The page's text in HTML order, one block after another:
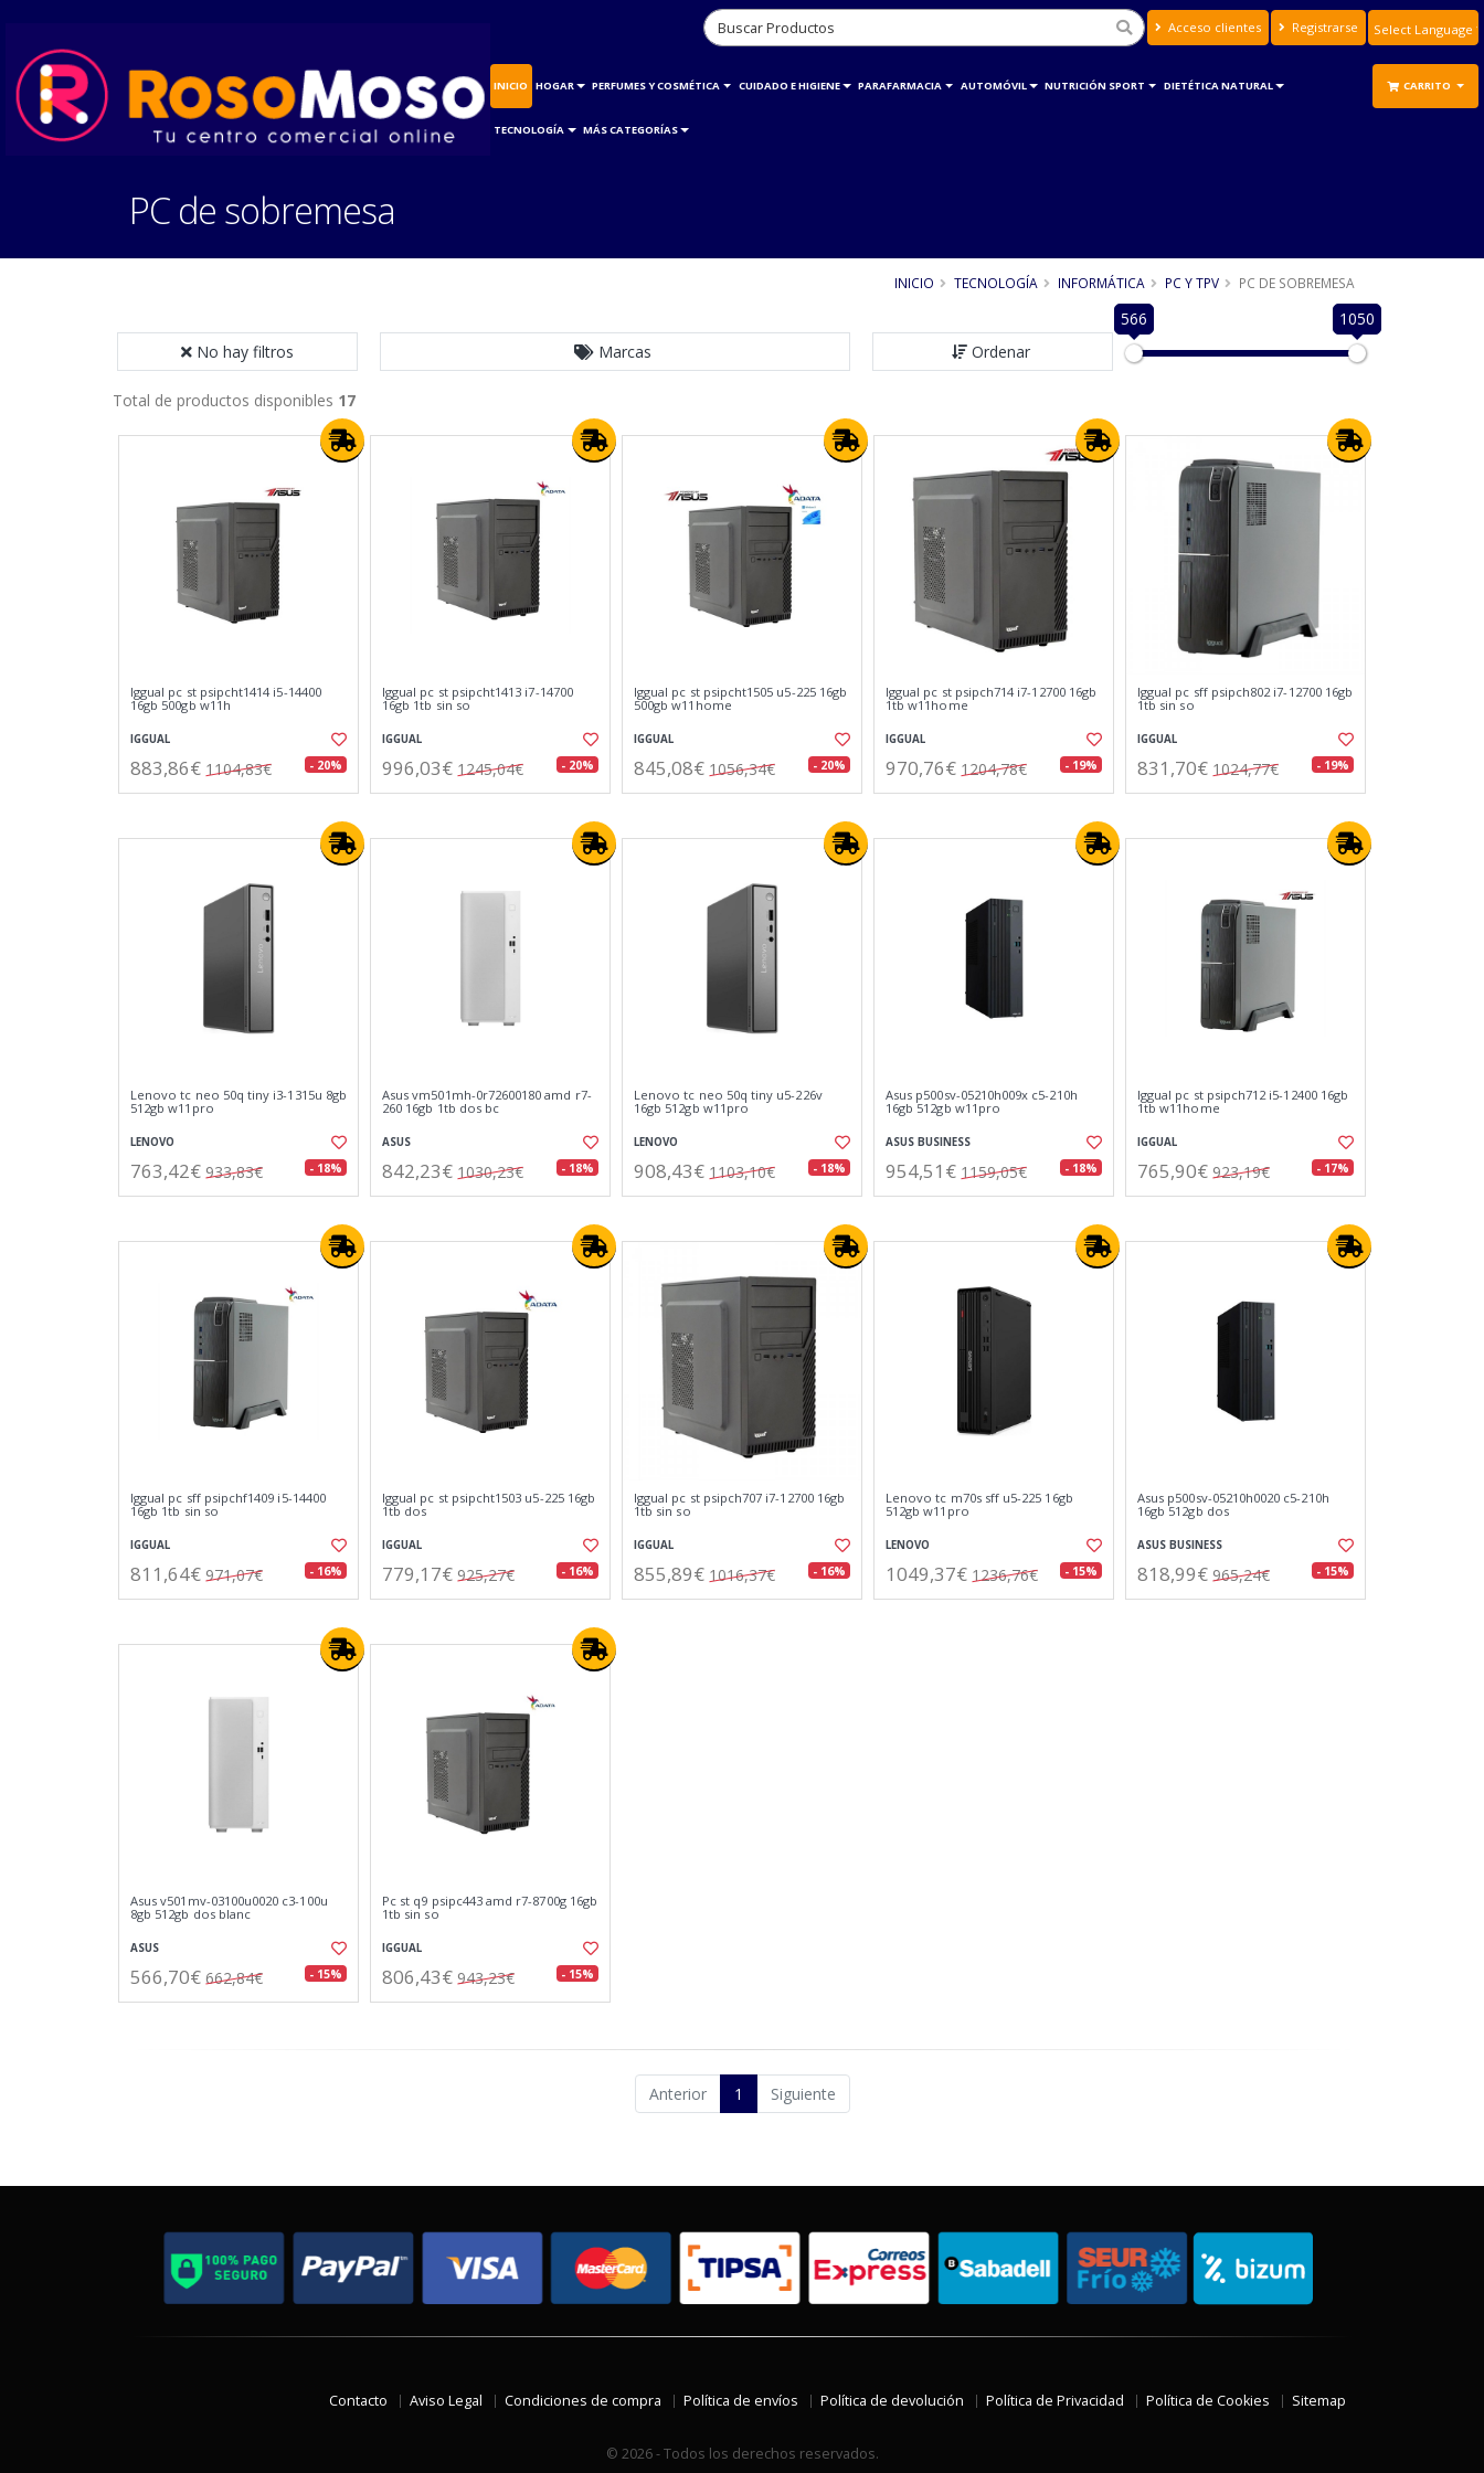
Acceso clientes Registrarse
Translate
INICIO HOGAR PERFUMES Y COSMÉTICA CUIDADO E HIGIENE PARAFARMACIA AUTOMÓVIL NUTRICIÓN SPORT DIETÉTICA NATURAL
TECNOLOGÍA MÁS CATEGORÍAS
CARRITO
PC de sobremesa
INICIO TECNOLOGÍA INFORMÁTICA PC Y TPV PC DE SOBREMESA
No hay filtros Marcas Ordenar
566 1050
Total de productos disponibles 17
Iggual pc st psipcht1414 i5-14400
16gb 500gb w11h
IGGUAL
883,86€ 1104,83€ - 20%
Iggual pc st psipcht1413 i7-14700
16gb 1tb sin so
IGGUAL
996,03€ 1245,04€ - 20%
Iggual pc st psipcht1505 u5-225 16gb
500gb w11home
IGGUAL
845,08€ 1056,34€ - 20%
Iggual pc st psipch714 i7-12700 16gb
1tb w11home
IGGUAL
970,76€ 1204,78€ - 19%
Iggual pc sff psipch802 i7-12700 16gb
1tb sin so
IGGUAL
831,70€ 1024,77€ - 19%
Lenovo tc neo 50q tiny i3-1315u 8gb
512gb w11pro
LENOVO
763,42€ 933,83€ - 18%
Asus vm501mh-0r72600180 amd r7-
260 16gb 1tb dos bc
ASUS
842,23€ 1030,23€ - 18%
Lenovo tc neo 50q tiny u5-226v
16gb 512gb w11pro
LENOVO
908,43€ 1103,10€ - 18%
Asus p500sv-05210h009x c5-210h
16gb 512gb w11pro
ASUS BUSINESS
954,51€ 1159,05€ - 18%
Iggual pc st psipch712 i5-12400 16gb
1tb w11home
IGGUAL
765,90€ 923,19€ - 17%
Iggual pc sff psipchf1409 i5-14400
16gb 1tb sin so
IGGUAL
811,64€ 971,07€ - 16%
Iggual pc st psipcht1503 u5-225 16gb
1tb dos
IGGUAL
779,17€ 925,27€ - 16%
Iggual pc st psipch707 i7-12700 16gb
1tb sin so
IGGUAL
855,89€ 1016,37€ - 16%
Lenovo tc m70s sff u5-225 16gb
512gb w11pro
LENOVO
1049,37€ 1236,76€ - 15%
Asus p500sv-05210h0020 c5-210h
16gb 512gb dos
ASUS BUSINESS
818,99€ 965,24€ - 15%
Asus v501mv-03100u0020 c3-100u
8gb 512gb dos blanc
ASUS
566,70€ 662,84€ - 15%
Pc st q9 psipc443 amd r7-8700g 16gb
1tb sin so
IGGUAL
806,43€ 943,23€ - 15%
Anterior 1 Siguiente
Contacto Aviso Legal Condiciones de compra Política de envíos Política de devolución Política de Privacidad Política de Cookies Sitemap
© 2026 - Todos los derechos reservados.